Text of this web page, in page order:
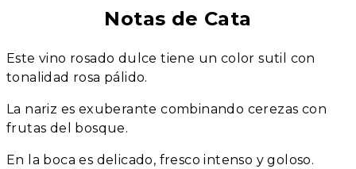
Notas de Cata
Este vino rosado dulce tiene un color sutil con
tonalidad rosa pálido.
La nariz es exuberante combinando cerezas con
frutas del bosque.
En la boca es delicado, fresco intenso y goloso.